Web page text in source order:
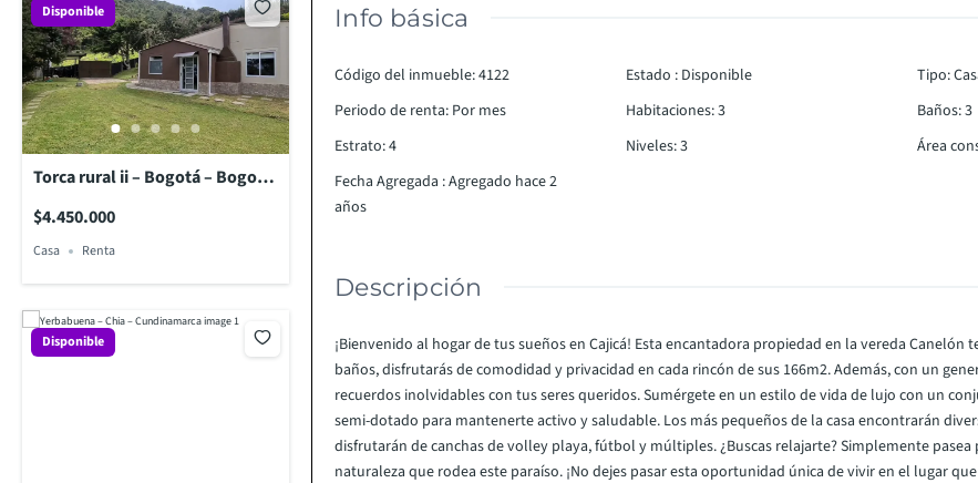
Disponible
Torca rural ii – Bogotá – Bogotá,
d.c.
$4.450.000
Casa Renta
Disponible
Info básica
Código del inmueble:4122 Estado : Disponible Tipo:
Periodo de renta: Por mes Habitaciones:3 Baños:3
Estrato:4 Niveles:3 Área
Fecha Agregada :Agregado hace 2
años
Descripción
¡Bienvenido al hogar de tus sueños en Cajicá! Esta encantadora propiedad en la vereda
baños, disfrutarás de comodidad y privacidad en cada rincón de sus 166m2. Además, con un
recuerdos inolvidables con tus seres queridos. Sumérgete en un estilo de vida de lujo con un
semi-dotado para mantenerte activo y saludable. Los más pequeños de la casa encontrarán
disfrutarán de canchas de volley playa, fútbol y múltiples. ¿Buscas relajarte? Simplemente
naturaleza que rodea este paraíso. ¡No dejes pasar esta oportunidad única de vivir en el lugar